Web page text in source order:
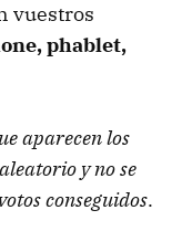
vuestros
phablet,
aparecen los
y no se
conseguidos.